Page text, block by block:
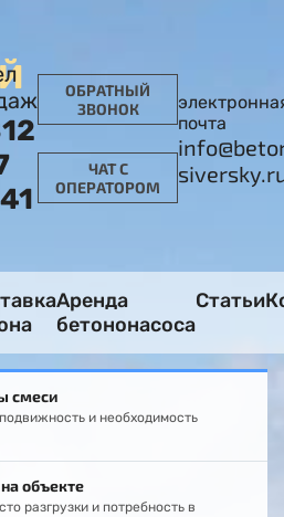
ОБРАТНЫЙ
ЗВОНОК
ЧАТ С
ОПЕРАТОРОМ
почта
Аренда
бетононасоса
Статьи
смеси
и необходимость
объекте
разгрузки и потребность в